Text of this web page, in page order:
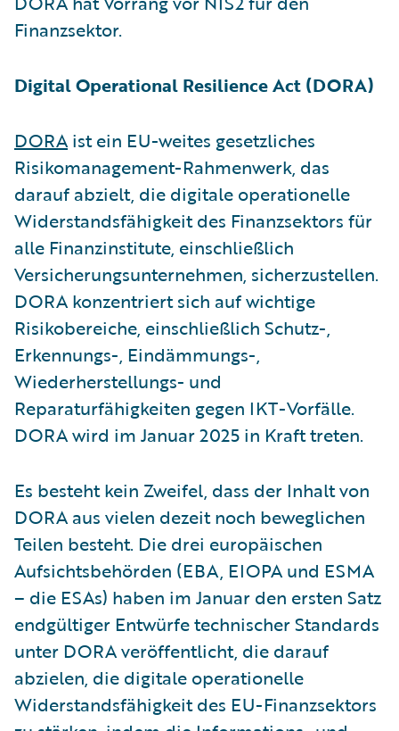
Finanzsektor.
Digital Operational Resilience Act (DORA)
DORAist ein EU-weites gesetzliches
Risikomanagement-Rahmenwerk, das
darauf abzielt, die digitale operationelle
Widerstandsfähigkeit des Finanzsektors für
alle Finanzinstitute, einschließlich
Versicherungsunternehmen, sicherzustellen.
DORA konzentriert sich auf wichtige
Risikobereiche, einschließlich Schutz-,
Erkennungs-, Eindämmungs-,
Wiederherstellungs- und
Reparaturfähigkeiten gegen IKT-Vorfälle.
DORA wird im Januar 2025 in Kraft treten.
Es besteht kein Zweifel, dass der Inhalt von
DORA aus vielen dezeit noch beweglichen
Teilen besteht. Die drei europäischen
Aufsichtsbehörden (EBA, EIOPA und ESMA
– die ESAs) haben im Januar den ersten Satz
endgültiger Entwürfe technischer Standards
unter DORA veröffentlicht, die darauf
abzielen, die digitale operationelle
Widerstandsfähigkeit des EU-Finanzsektors